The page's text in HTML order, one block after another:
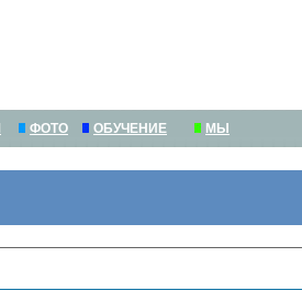
ФОТО ОБУЧЕНИЕ МЫ